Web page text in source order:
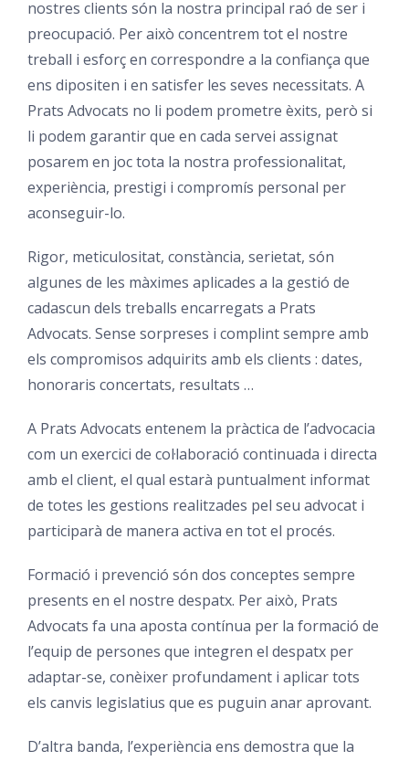
nostres clients són la nostra principal raó de ser i
preocupació. Per això concentrem tot el nostre
treball i esforç en correspondre a la confiança que
ens dipositen i en satisfer les seves necessitats. A
Prats Advocats no li podem prometre èxits, però si
li podem garantir que en cada servei assignat
posarem en joc tota la nostra professionalitat,
experiència, prestigi i compromís personal per
aconseguir-lo.
Rigor, meticulositat, constància, serietat, són
algunes de les màximes aplicades a la gestió de
cadascun dels treballs encarregats a Prats
Advocats. Sense sorpreses i complint sempre amb
els compromisos adquirits amb els clients : dates,
honoraris concertats, resultats …
A Prats Advocats entenem la pràctica de l’advocacia
com un exercici de col·laboració continuada i directa
amb el client, el qual estarà puntualment informat
de totes les gestions realitzades pel seu advocat i
participarà de manera activa en tot el procés.
Formació i prevenció són dos conceptes sempre
presents en el nostre despatx. Per això, Prats
Advocats fa una aposta contínua per la formació de
l’equip de persones que integren el despatx per
adaptar-se, conèixer profundament i aplicar tots
els canvis legislatius que es puguin anar aprovant.
D’altra banda, l’experiència ens demostra que la